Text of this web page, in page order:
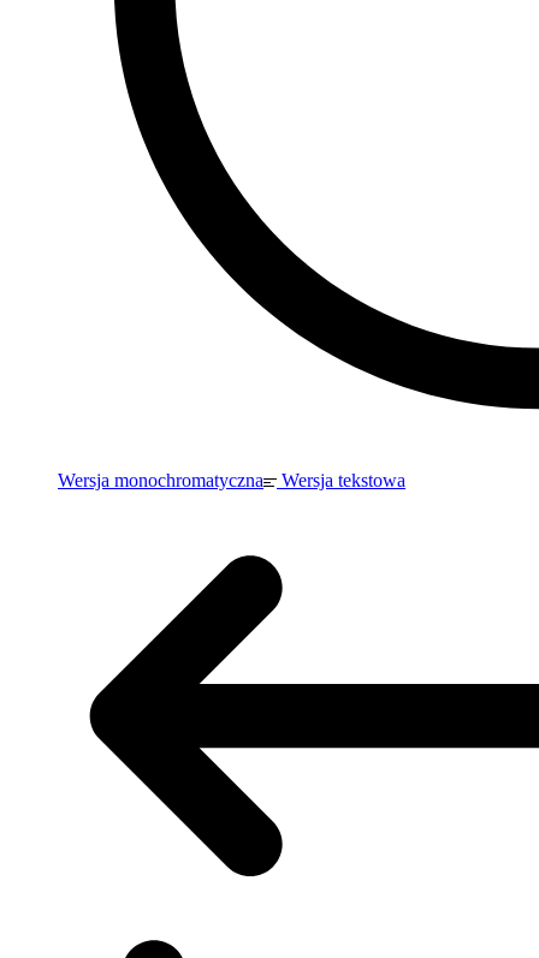
Wersja monochromatyczna Wersja tekstowa